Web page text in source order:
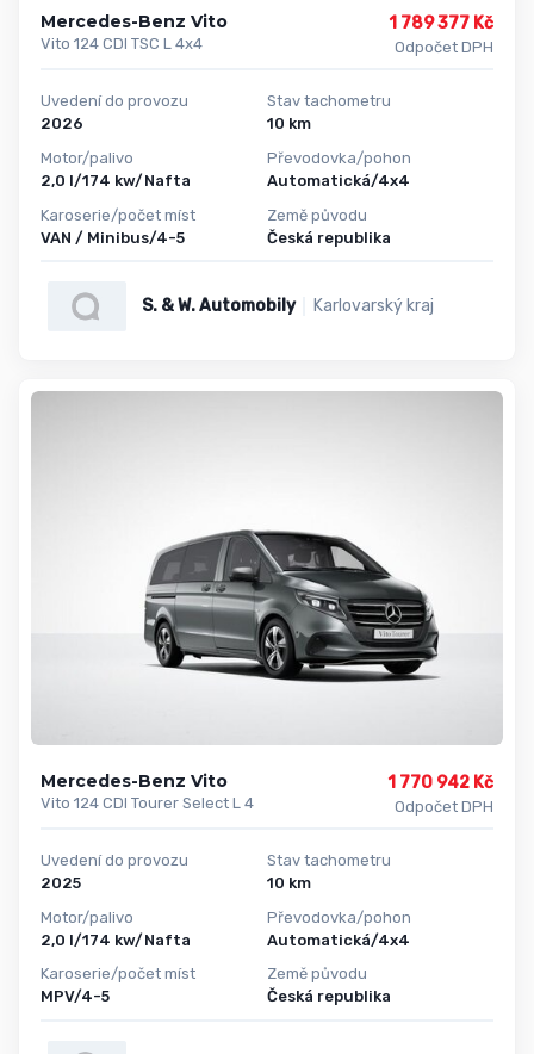
Mercedes-Benz Vito
Vito 124 CDI TSC L 4x4
1 789 377 Kč
Odpočet DPH
Uvedení do provozu
2026
Motor/palivo
2,0 l/174 kw/Nafta
Karoserie/počet míst
VAN / Minibus/4-5
Stav tachometru
10 km
Převodovka/pohon
Automatická/4x4
Země původu
Česká republika
S. & W. Automobily Karlovarský kraj
Mercedes-Benz Vito
Vito 124 CDI Tourer Select L 4
1 770 942 Kč
Odpočet DPH
Uvedení do provozu
2025
Motor/palivo
2,0 l/174 kw/Nafta
Karoserie/počet míst
MPV/4-5
Stav tachometru
10 km
Převodovka/pohon
Automatická/4x4
Země původu
Česká republika